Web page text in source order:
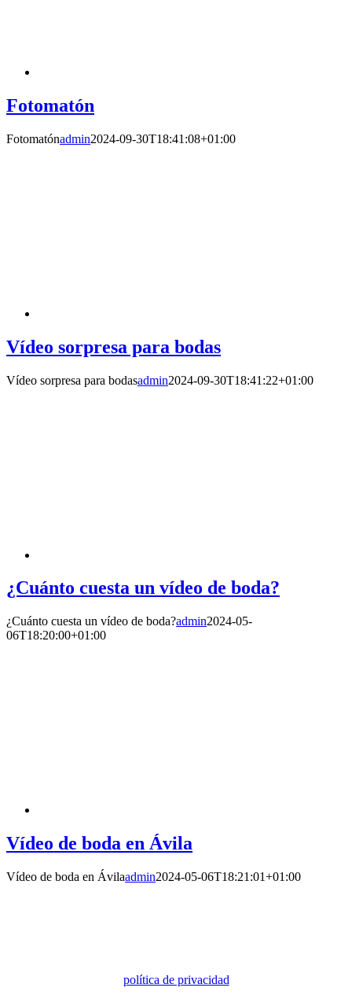
Fotomatón
Fotomatónadmin2024-09-30T18:41:08+01:00
Vídeo sorpresa para bodas
Vídeo sorpresa para bodasadmin2024-09-30T18:41:22+01:00
¿Cuánto cuesta un vídeo de boda?
¿Cuánto cuesta un vídeo de boda?admin2024-05-
06T18:20:00+01:00
Vídeo de boda en Ávila
Vídeo de boda en Ávilaadmin2024-05-06T18:21:01+01:00
política de privacidad